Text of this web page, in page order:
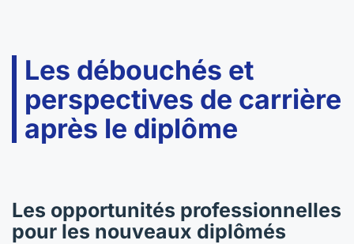
Les débouchés et
perspectives de carrière
après le diplôme
Les opportunités professionnelles
pour les nouveaux diplômés